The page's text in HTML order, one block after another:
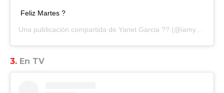
Feliz Martes ?
Una publicación compartida de Yanet Garcia ?? (@iamyanetgarcia) el
3. En TV